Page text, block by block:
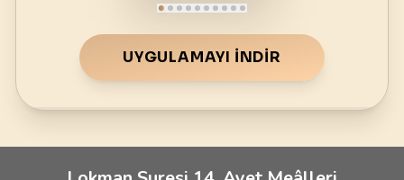
UYGULAMAYI İNDIR